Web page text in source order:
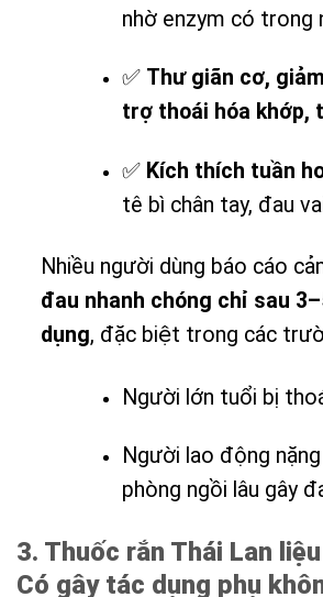
nhờ enzym có trong
✅ Thư giãn cơ,
trợ thoái hóa khớp,
✅ Kích thích tuần
tê bì chân tay, đau
Nhiều người dùng báo cáo
đau nhanh chóng chỉ sau
dụng, đặc biệt trong các
Người lớn tuổi bị
Người lao động
phòng ngồi lâu gây
3. Thuốc rắn Thái Lan
Có gây tác dụng phụ